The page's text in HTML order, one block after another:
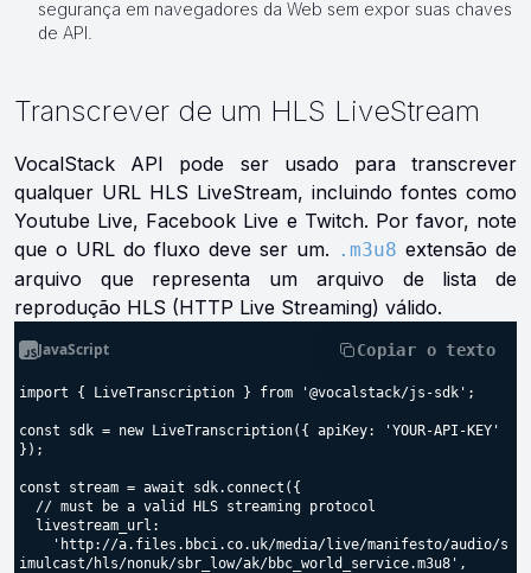
segurança em navegadores da Web sem expor suas chaves
de API.
Transcrever de um HLS LiveStream
VocalStack API pode ser usado para transcrever
qualquer URL HLS LiveStream, incluindo fontes como
Youtube Live, Facebook Live e Twitch. Por favor, note
que o URL do fluxo deve ser um. .m3u8 extensão de
arquivo que representa um arquivo de lista de
reprodução HLS (HTTP Live Streaming) válido.
JavaScript Copiar o texto
import { LiveTranscription } from '@vocalstack/js-sdk';
const sdk = new LiveTranscription({ apiKey: 'YOUR-API-KEY'
});
const stream = await sdk.connect({
imulcast/hls/nonuk/sbr_low/ak/bbc_world_service.m3u8',